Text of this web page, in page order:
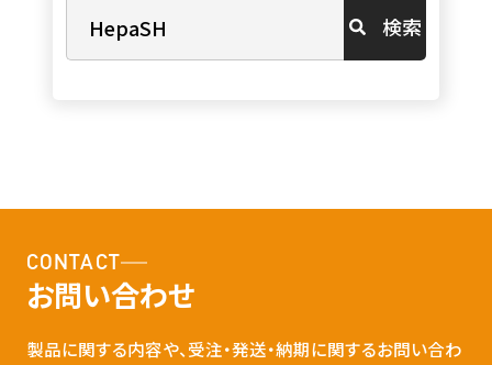
検索
CONTACT
お問い合わせ
製品に関する内容や、受注・発送・納期に関するお問い合わ